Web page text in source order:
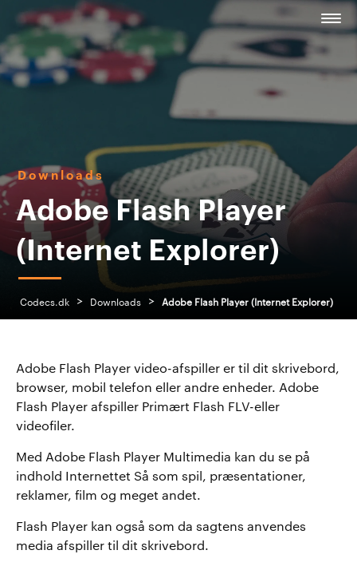
Downloads
Adobe Flash Player
(Internet Explorer)
Codecs.dk > Downloads > Adobe Flash Player (Internet Explorer)
Adobe Flash Player video-afspiller er til dit skrivebord,
browser, mobil telefon eller andre enheder. Adobe
Flash Player afspiller Primært Flash FLV-eller
videofiler.
Med Adobe Flash Player Multimedia kan du se på
indhold Internettet Så som spil, præsentationer,
reklamer, film og meget andet.
Flash Player kan også som da sagtens anvendes
media afspiller til dit skrivebord.